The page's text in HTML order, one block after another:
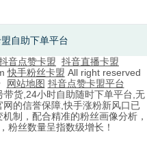
自助下单平台
音点赞卡盟 抖音直播卡盟
快手粉丝卡盟 All right reserved
网站地图 抖音点赞卡盟平台
货,24小时自助随时下单平台,无
的信誉保障,快手涨粉新风口已
制，配合精准的粉丝画像分析，
粉丝数量呈指数级增长！